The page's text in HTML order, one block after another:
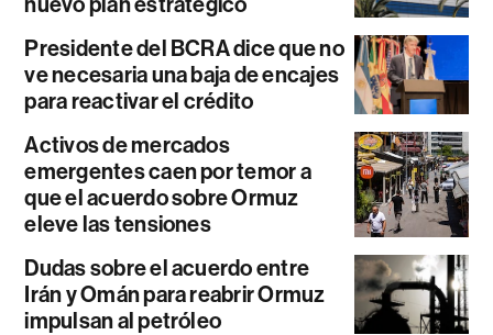
Presidente del BCRA dice que no
ve necesaria una baja de encajes
para reactivar el crédito
Activos de mercados
emergentes caen por temor a
que el acuerdo sobre Ormuz
eleve las tensiones
Dudas sobre el acuerdo entre
Irán y Omán para reabrir Ormuz
impulsan al petróleo